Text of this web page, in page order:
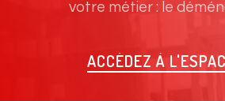
votre métier : le
ACCÉDEZ À